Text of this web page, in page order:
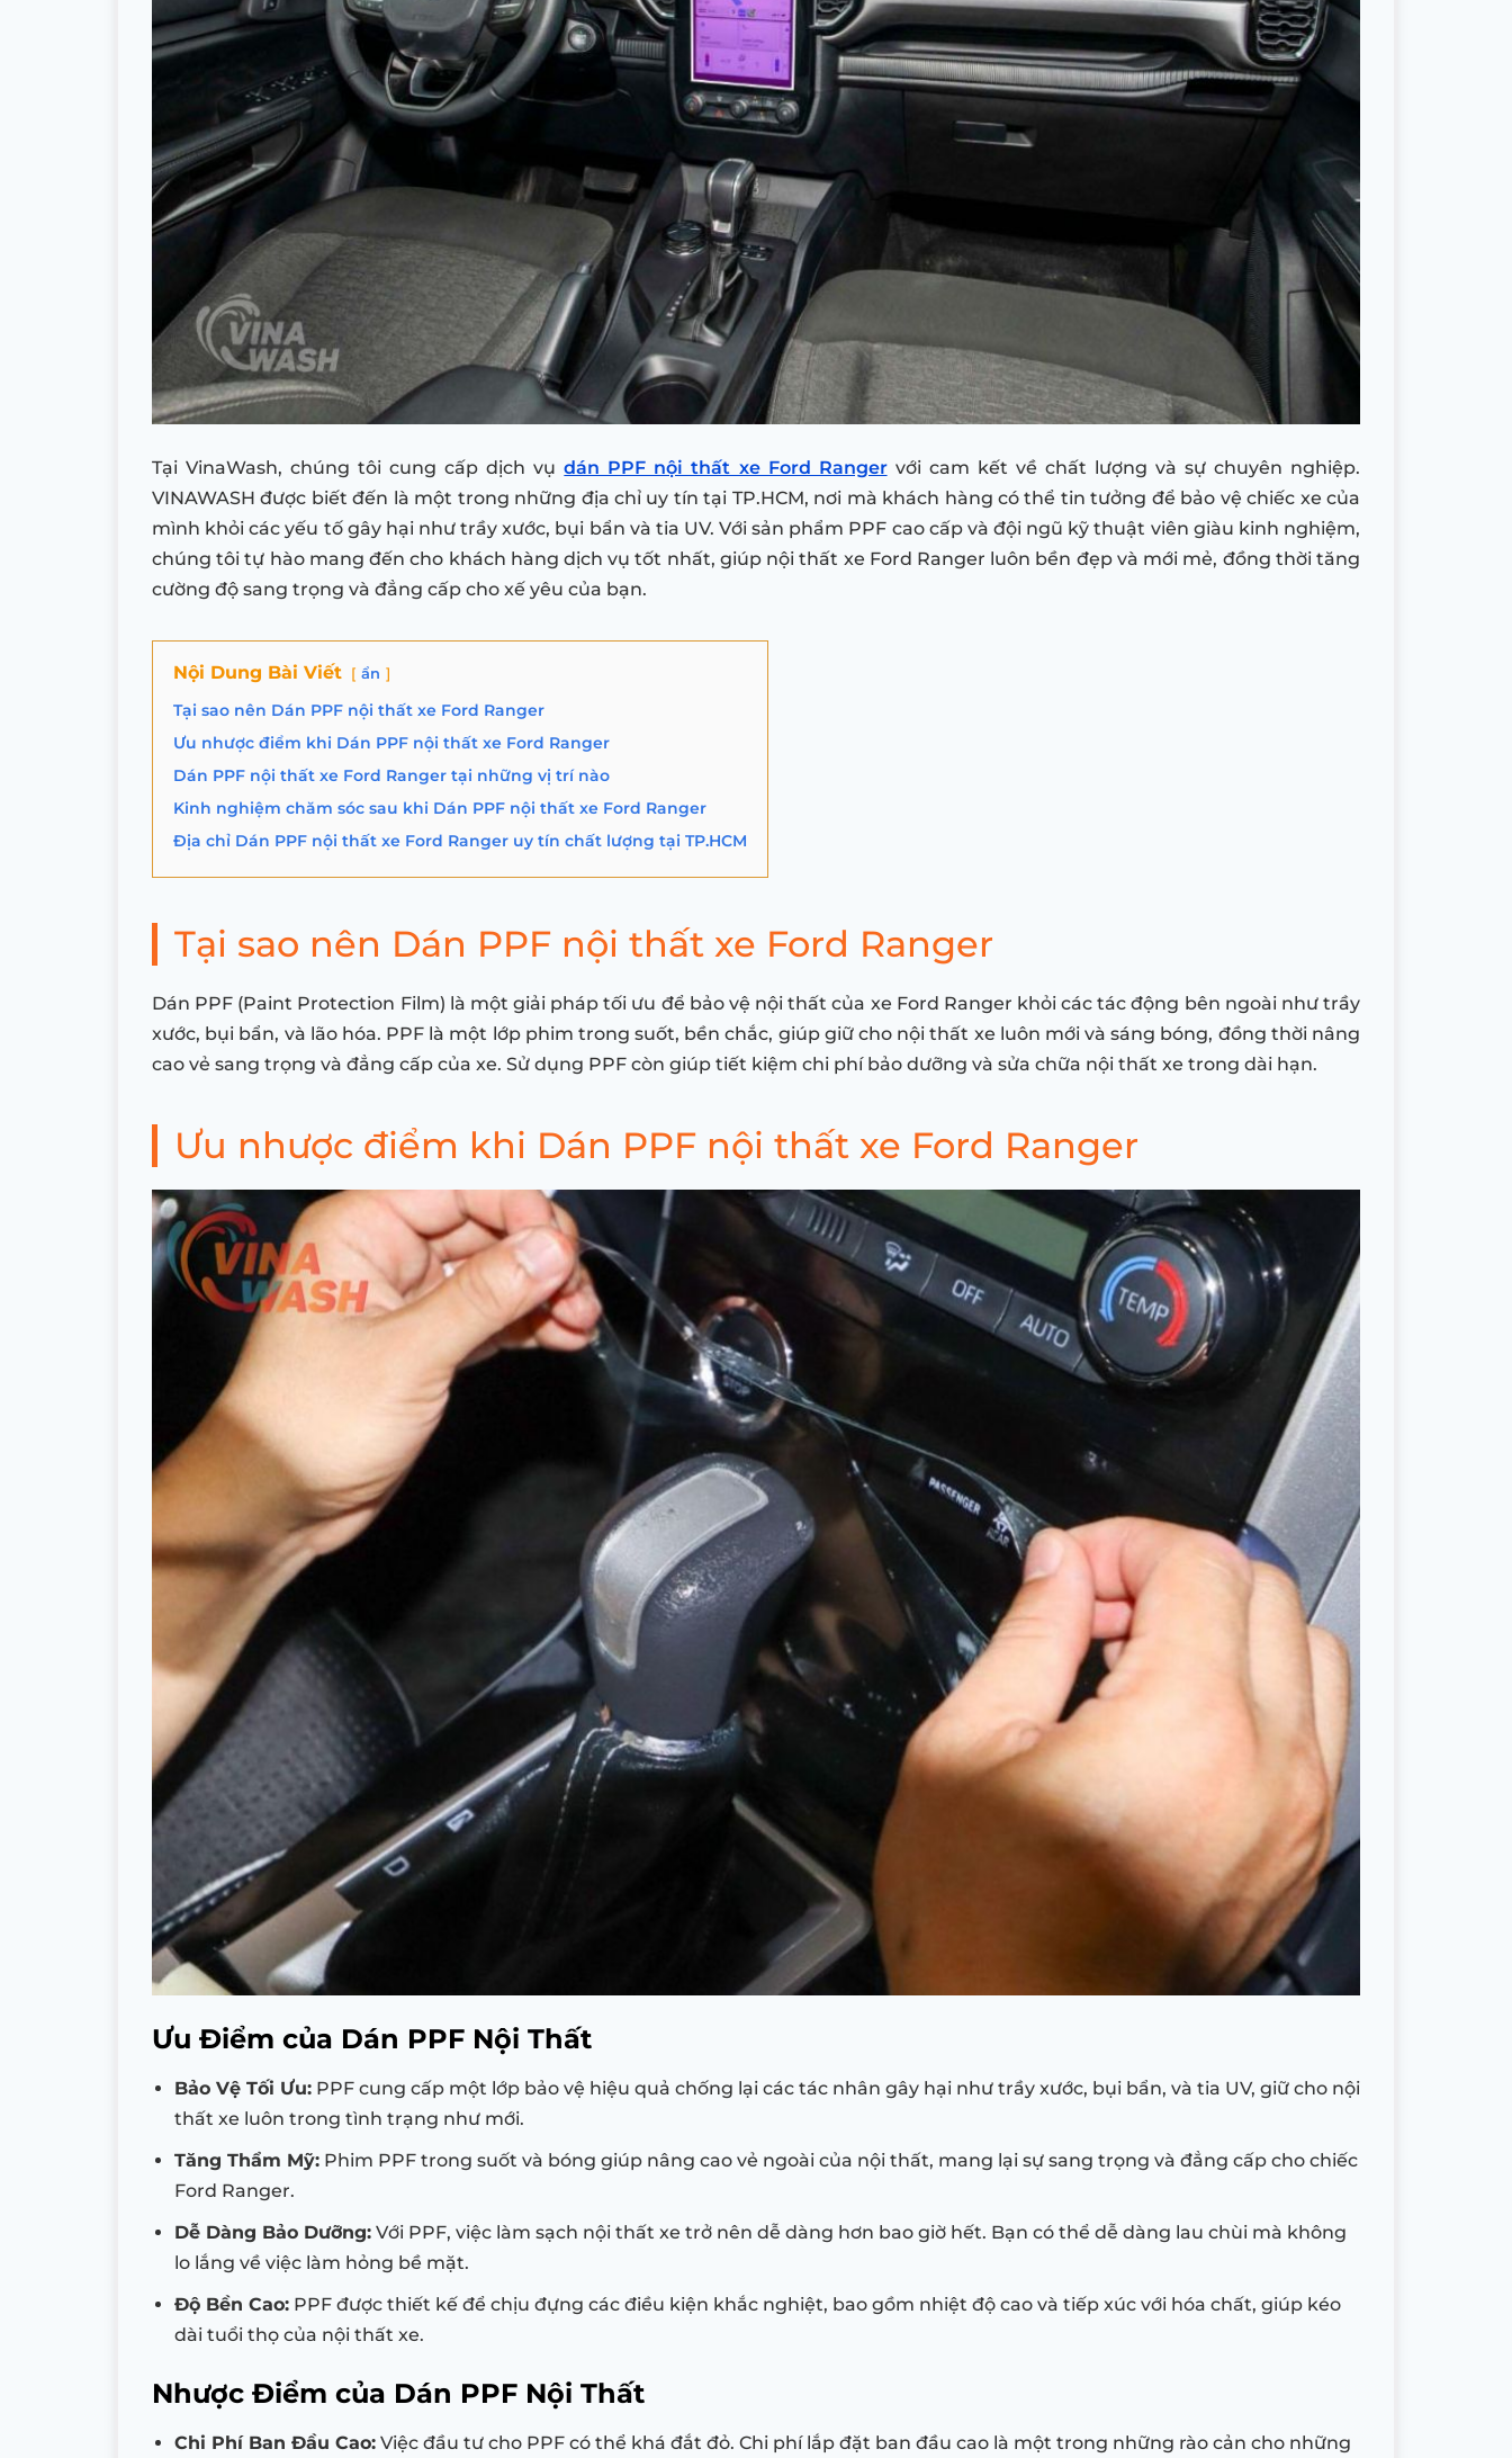
Tại VinaWash, chúng tôi cung cấp dịch vụdán PPF nội thất xe Ford Rangervới cam kết về chất lượng và sự chuyên nghiệp.
VINAWASH được biết đến là một trong những địa chỉ uy tín tại TP.HCM, nơi mà khách hàng có thể tin tưởng để bảo vệ chiếc xe của
mình khỏi các yếu tố gây hại như trầy xước, bụi bẩn và tia UV. Với sản phẩm PPF cao cấp và đội ngũ kỹ thuật viên giàu kinh nghiệm,
chúng tôi tự hào mang đến cho khách hàng dịch vụ tốt nhất, giúp nội thất xe Ford Ranger luôn bền đẹp và mới mẻ, đồng thời tăng
cường độ sang trọng và đẳng cấp cho xế yêu của bạn.
Nội Dung Bài Viết ẩn
Tại sao nên Dán PPF nội thất xe Ford Ranger
Ưu nhược điểm khi Dán PPF nội thất xe Ford Ranger
Dán PPF nội thất xe Ford Ranger tại những vị trí nào
Kinh nghiệm chăm sóc sau khi Dán PPF nội thất xe Ford Ranger
Địa chỉ Dán PPF nội thất xe Ford Ranger uy tín chất lượng tại TP.HCM
Tại sao nên Dán PPF nội thất xe Ford Ranger
Dán PPF (Paint Protection Film) là một giải pháp tối ưu để bảo vệ nội thất của xe Ford Ranger khỏi các tác động bên ngoài như trầy
xước, bụi bẩn, và lão hóa. PPF là một lớp phim trong suốt, bền chắc, giúp giữ cho nội thất xe luôn mới và sáng bóng, đồng thời nâng
cao vẻ sang trọng và đẳng cấp của xe. Sử dụng PPF còn giúp tiết kiệm chi phí bảo dưỡng và sửa chữa nội thất xe trong dài hạn.
Ưu nhược điểm khi Dán PPF nội thất xe Ford Ranger
Ưu Điểm của Dán PPF Nội Thất
Bảo Vệ Tối Ưu: PPF cung cấp một lớp bảo vệ hiệu quả chống lại các tác nhân gây hại như trầy xước, bụi bẩn, và tia UV, giữ cho nội
thất xe luôn trong tình trạng như mới.
Tăng Thẩm Mỹ: Phim PPF trong suốt và bóng giúp nâng cao vẻ ngoài của nội thất, mang lại sự sang trọng và đẳng cấp cho chiếc
Ford Ranger.
Dễ Dàng Bảo Dưỡng: Với PPF, việc làm sạch nội thất xe trở nên dễ dàng hơn bao giờ hết. Bạn có thể dễ dàng lau chùi mà không
lo lắng về việc làm hỏng bề mặt.
Độ Bền Cao: PPF được thiết kế để chịu đựng các điều kiện khắc nghiệt, bao gồm nhiệt độ cao và tiếp xúc với hóa chất, giúp kéo
dài tuổi thọ của nội thất xe.
Nhược Điểm của Dán PPF Nội Thất
Chi Phí Ban Đầu Cao: Việc đầu tư cho PPF có thể khá đắt đỏ. Chi phí lắp đặt ban đầu cao là một trong những rào cản cho những